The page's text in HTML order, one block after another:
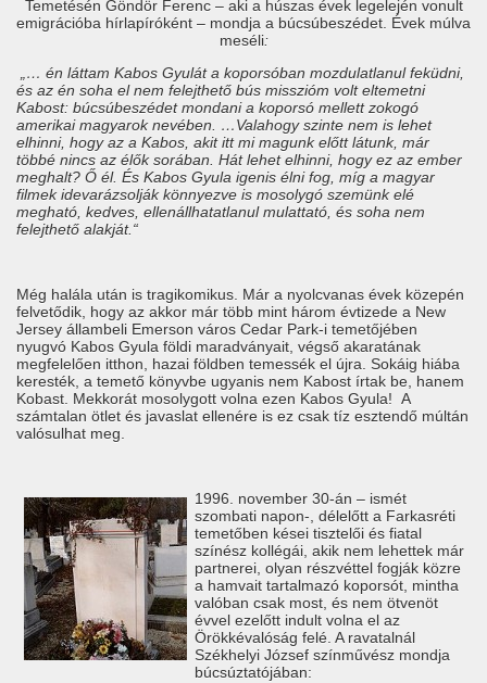
Temetésén Göndör Ferenc – aki a húszas évek legelején vonult
emigrációba hírlapíróként – mondja a búcsúbeszédet. Évek múlva
meséli:
„… én láttam Kabos Gyulát a koporsóban mozdulatlanul feküdni,
és az én soha el nem felejthető bús misszióm volt eltemetni
Kabost: búcsúbeszédet mondani a koporsó mellett zokogó
amerikai magyarok nevében. …Valahogy szinte nem is lehet
elhinni, hogy az a Kabos, akit itt mi magunk előtt látunk, már
többé nincs az élők sorában. Hát lehet elhinni, hogy ez az ember
meghalt? Ő él. És Kabos Gyula igenis élni fog, míg a magyar
filmek idevarázsolják könnyezve is mosolygó szemünk elé
megható, kedves, ellenállhatatlanul mulattató, és soha nem
felejthető alakját.“
Még halála után is tragikomikus. Már a nyolcvanas évek közepén
felvetődik, hogy az akkor már több mint három évtizede a New
Jersey állambeli Emerson város Cedar Park-i temetőjében
nyugvó Kabos Gyula földi maradványait, végső akaratának
megfelelően itthon, hazai földben temessék el újra. Sokáig hiába
keresték, a temető könyvbe ugyanis nem Kabost írtak be, hanem
Kobast. Mekkorát mosolygott volna ezen Kabos Gyula! A
számtalan ötlet és javaslat ellenére is ez csak tíz esztendő múltán
valósulhat meg.
1996. november 30-án – ismét
szombati napon-, délelőtt a Farkasréti
temetőben kései tisztelői és fiatal
színész kollégái, akik nem lehettek már
partnerei, olyan részvéttel fogják közre
a hamvait tartalmazó koporsót, mintha
valóban csak most, és nem ötvenöt
évvel ezelőtt indult volna el az
Örökkévalóság felé. A ravatalnál
Székhelyi József színművész mondja
búcsúztatójában: